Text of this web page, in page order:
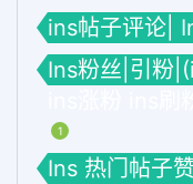
ins帖子评论|
Ins粉丝|引粉
1
Ins 热门帖子